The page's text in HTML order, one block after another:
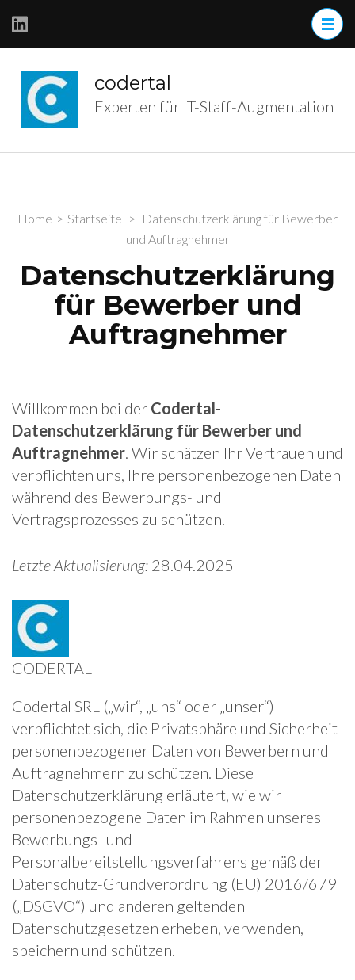
to
(Press
Enter)
codertal
Experten für IT-Staff-Augmentation
Home > Startseite > Datenschutzerklärung für Bewerber
und Auftragnehmer
Datenschutzerklärung
für Bewerber und
Auftragnehmer
Willkommen bei der Codertal-
Datenschutzerklärung für Bewerber und
Auftragnehmer. Wir schätzen Ihr Vertrauen und
verpflichten uns, Ihre personenbezogenen Daten
während des Bewerbungs- und
Vertragsprozesses zu schützen.
Letzte Aktualisierung: 28.04.2025
CODERTAL
Codertal SRL („wir“, „uns“ oder „unser“)
verpflichtet sich, die Privatsphäre und Sicherheit
personenbezogener Daten von Bewerbern und
Auftragnehmern zu schützen. Diese
Datenschutzerklärung erläutert, wie wir
personenbezogene Daten im Rahmen unseres
Bewerbungs- und
Personalbereitstellungsverfahrens gemäß der
Datenschutz-Grundverordnung (EU) 2016/679
(„DSGVO“) und anderen geltenden
Datenschutzgesetzen erheben, verwenden,
speichern und schützen.